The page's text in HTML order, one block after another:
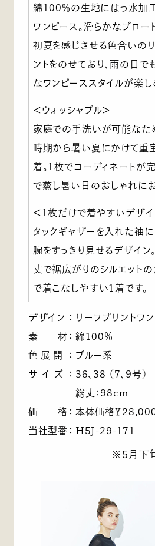
綿100％の生地にはっ水加
ワンピース。滑らかなブロー
初夏を感じさせる色合いの
ントをのせており、雨の日で
なワンピーススタイルが楽し
＜ウォッシャブル＞
家庭での手洗いが可能なた
時期から暑い夏にかけて重
着。1枚でコーディネートが
で蒸し暑い日のおしゃれに
＜1枚だけで着やすいデザイ
タックギャザーを入れた袖
腕をすっきり見せるデザイン
丈で裾広がりのシルエット
で着こなしやすい1着です。
デザイン ：
リーフプリントワ
素 材 ： 綿100％
色展開
： ブルー系
サイズ
： 36、38 （7、9号）
総丈：98cm
価 格 ： 本体価格￥
当社型番 ： H5J-29-171
※5月下